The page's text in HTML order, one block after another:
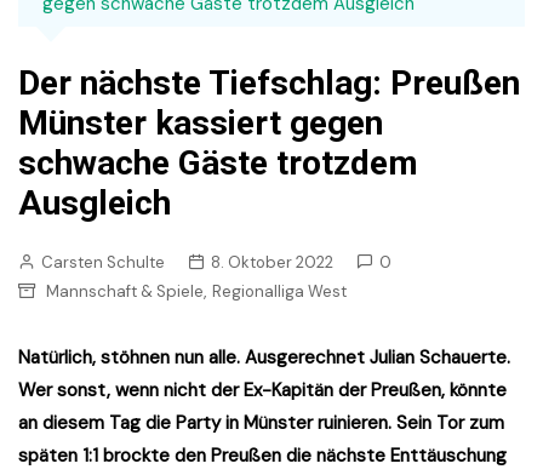
Der nächste Tiefschlag: Preußen
Münster kassiert gegen
schwache Gäste trotzdem
Ausgleich
Carsten Schulte 8. Oktober 2022
0
Mannschaft & Spiele, Regionalliga West
Natürlich, stöhnen nun alle. Ausgerechnet Julian Schauerte.
Wer sonst, wenn nicht der Ex-Kapitän der Preußen, könnte
an diesem Tag die Party in Münster ruinieren. Sein Tor zum
späten 1:1 brockte den Preußen die nächste Enttäuschung